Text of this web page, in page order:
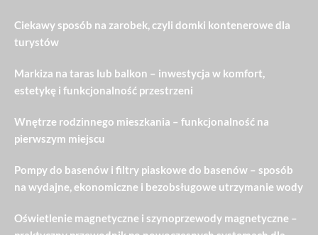
Ciekawy sposób na zarobek, czyli domki kontenerowe dla
turystów
Markiza na taras lub balkon – inwestycja w komfort,
estetykę i funkcjonalność przestrzeni
Wnętrze rodzinnego mieszkania – funkcjonalność na
pierwszym miejscu
Pompy do basenów i filtry piaskowe do basenów – sposób
na wydajne, ekonomiczne i bezobsługowe utrzymanie wody
Oświetlenie magnetyczne i szynoprzewody magnetyczne –